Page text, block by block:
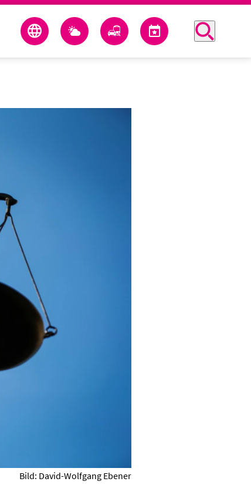
Bild: David-Wolfgang Ebener